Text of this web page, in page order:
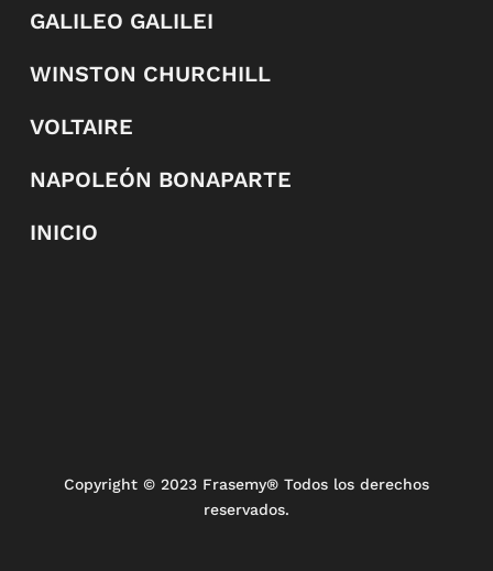
GALILEO GALILEI
WINSTON CHURCHILL
VOLTAIRE
NAPOLEÓN BONAPARTE
INICIO
Copyright © 2023 Frasemy® Todos los derechos
reservados.